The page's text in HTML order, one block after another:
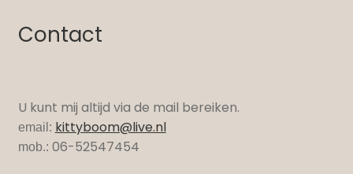
Contact
U kunt mij altijd via de mail bereiken.
email: kittyboom@live.nl
mob.: 06-52547454